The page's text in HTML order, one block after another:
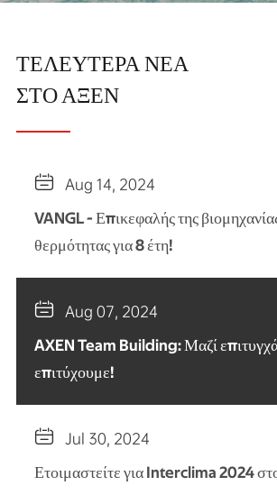
ΤΕΛΕΥΤΕΡΑ ΝΕΑ
ΣΤΟ ΑΞΕΝ
 Aug 14, 2024
VANGL - Επικεφαλής της
θερμότητας για 8 έτη!
 Aug 07, 2024
AXEN Team Building: Μαζί
επιτύχουμε!
 Jul 30, 2024
Ετοιμαστείτε για Interclima 2024